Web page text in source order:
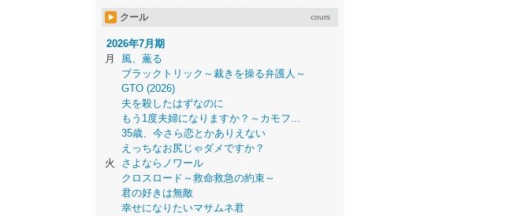
クール cours
2026年7月期
月
風、薫る
ブラックトリック～裁きを操る弁護人～
GTO (2026)
夫を殺したはずなのに
もう1度夫婦になりますか？～カモフ...
35歳、今さら恋とかありえない
えっちなお尻じゃダメですか？
火
さよならノワール
クロスロード～救命救急の約束～
君の好きは無敵
幸せになりたいマサムネ君